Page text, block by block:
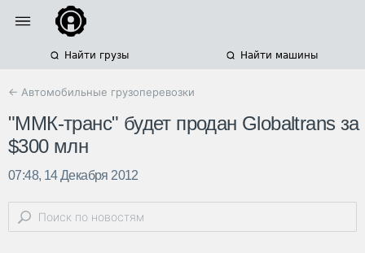
Найти грузы Найти машины
← Автомобильные грузоперевозки
"ММК-транс" будет продан Globaltrans за
$300 млн
07:48, 14 Декабря 2012